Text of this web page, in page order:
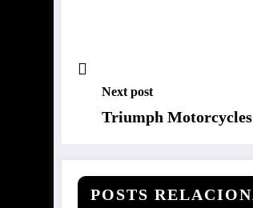
Next post
Triumph
POSTS